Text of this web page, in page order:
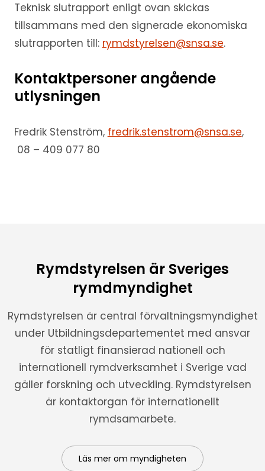
Teknisk slutrapport enligt ovan skickas
tillsammans med den signerade ekonomiska
slutrapporten till: rymdstyrelsen@snsa.se.
Kontaktpersoner angående
utlysningen
Fredrik Stenström, fredrik.stenstrom@snsa.se,
08 – 409 077 80
Rymdstyrelsen är Sveriges
rymdmyndighet
Rymdstyrelsen är central förvaltningsmyndighet
under Utbildningsdepartementet med ansvar
för statligt finansierad nationell och
internationell rymdverksamhet i Sverige vad
gäller forskning och utveckling. Rymdstyrelsen
är kontaktorgan för internationellt
rymdsamarbete.
Läs mer om myndigheten